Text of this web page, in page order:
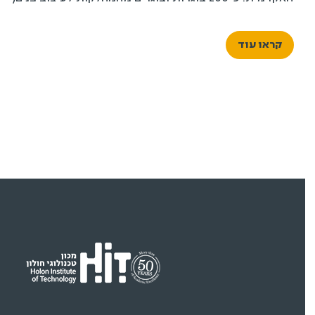
התואר השני בעיצוב לסביבה טכנולוגית, יציגו את פרויקטי
הגמר שלהם – מבחר עבודות המצטרף לתמונה רחבה
המשקפת תקופה, דור ותפיסת עולם.
קראו עוד